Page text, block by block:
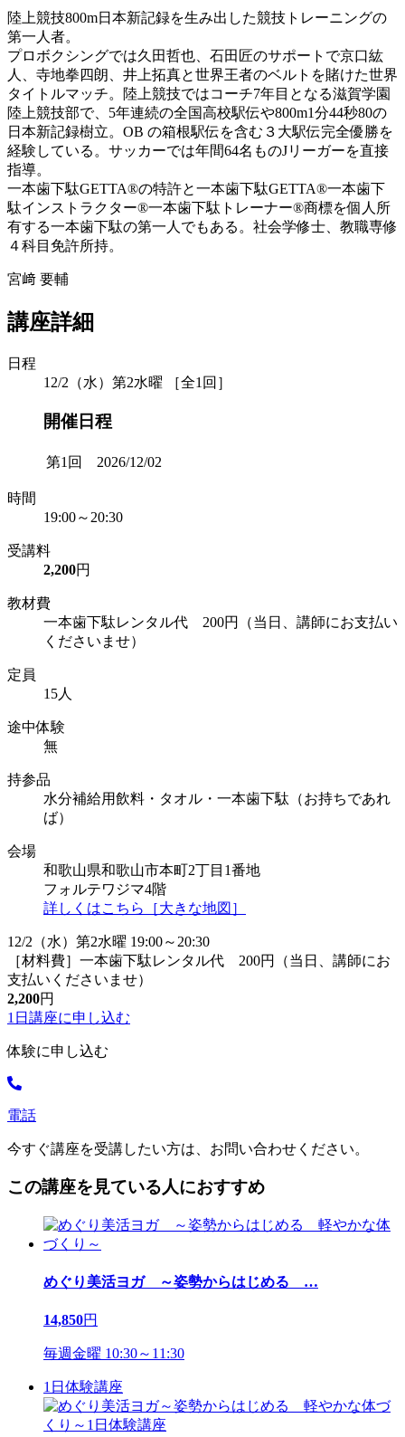
陸上競技800m日本新記録を生み出した競技トレーニングの
第一人者。
プロボクシングでは久田哲也、石田匠のサポートで京口紘
人、寺地拳四朗、井上拓真と世界王者のベルトを賭けた世界
タイトルマッチ。陸上競技ではコーチ7年目となる滋賀学園
陸上競技部で、5年連続の全国高校駅伝や800m1分44秒80の
日本新記録樹立。OB の箱根駅伝を含む３大駅伝完全優勝を
経験している。サッカーでは年間64名ものJリーガーを直接
指導。
一本歯下駄GETTA®︎の特許と一本歯下駄GETTA®︎一本歯下
駄インストラクター®︎一本歯下駄トレーナー®︎商標を個人所
有する一本歯下駄の第一人でもある。社会学修士、教職専修
４科目免許所持。
宮﨑 要輔
講座詳細
日程
12/2（水）第2水曜 ［全1回］
開催日程
第1回 2026/12/02
時間
19:00～20:30
受講料
2,200円
教材費
一本歯下駄レンタル代 200円（当日、講師にお支払い
くださいませ）
定員
15人
途中体験
無
持参品
水分補給用飲料・タオル・一本歯下駄（お持ちであれ
ば）
会場
和歌山県和歌山市本町2丁目1番地
フォルテワジマ4階
詳しくはこちら［大きな地図］
12/2（水）第2水曜 19:00～20:30
［材料費］一本歯下駄レンタル代 200円（当日、講師にお
支払いくださいませ）
2,200円
1日講座に申し込む
体験に申し込む
電話
今すぐ講座を受講したい方は、お問い合わせください。
この講座を見ている人におすすめ
めぐり美活ヨガ ～姿勢からはじめる …
14,850円
毎週金曜 10:30～11:30
1日体験講座